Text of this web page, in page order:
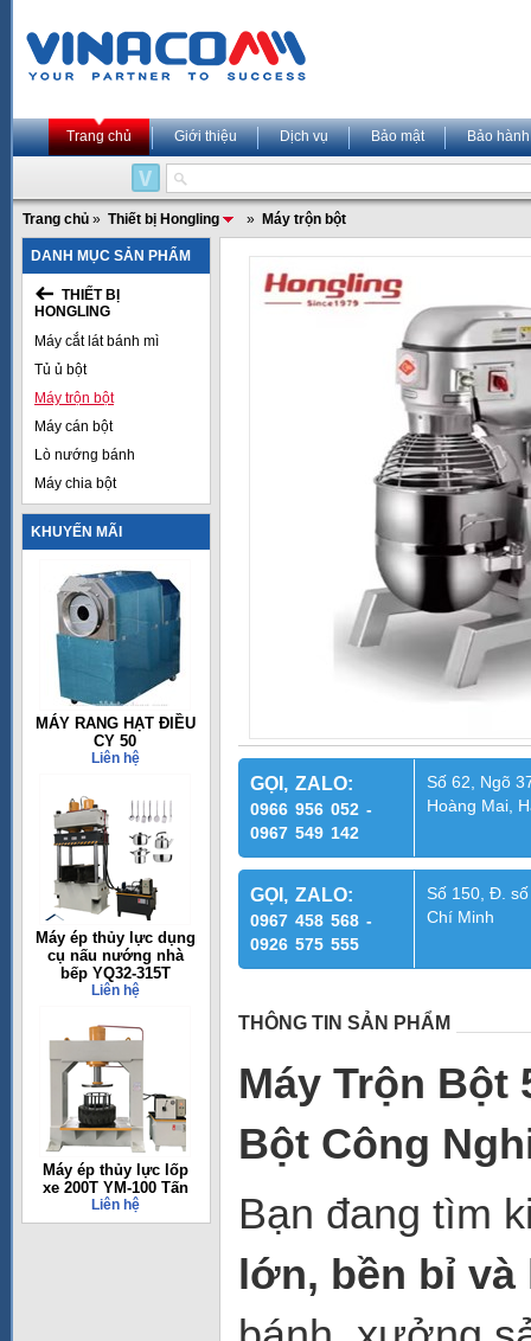
Trang chủ Giới thiệu Dịch vụ Bảo mật Bảo hành
Trang chủ » Thiết bị Hongling » Máy trộn bột
DANH MỤC SẢN PHẨM
THIẾT BỊ
HONGLING
Máy cắt lát bánh mì
Tủ ủ bột
Máy trộn bột
Máy cán bột
Lò nướng bánh
Máy chia bột
KHUYẾN MÃI
MÁY RANG HẠT ĐIỀU
CY 50
Liên hệ
Máy ép thủy lực dụng
cụ nấu nướng nhà
bếp YQ32-315T
Liên hệ
Máy ép thủy lực lốp
xe 200T YM-100 Tấn
Liên hệ
GỌI, ZALO:
0966 956 052 -
0967 549 142
Số 62, Ngõ
Hoàng Mai,
GỌI, ZALO:
0967 458 568 -
0926 575 555
Số 150, Đ.
Chí Minh
THÔNG TIN SẢN PHẨM
Máy Trộn Bột
Bột Công
Bạn đang tìm
lớn, bền bỉ và